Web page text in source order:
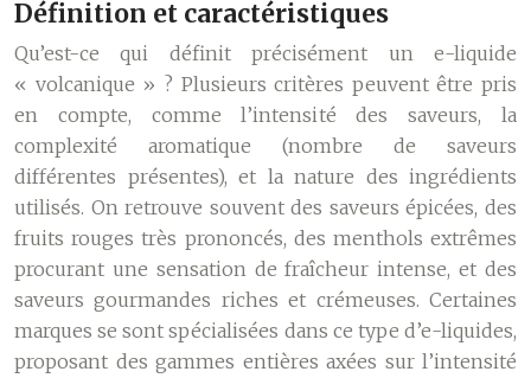
Définition et caractéristiques
Qu’est-ce qui définit précisément un e-liquide
« volcanique » ? Plusieurs critères peuvent être pris
en compte, comme l’intensité des saveurs, la
complexité aromatique (nombre de saveurs
différentes présentes), et la nature des ingrédients
utilisés. On retrouve souvent des saveurs épicées, des
fruits rouges très prononcés, des menthols extrêmes
procurant une sensation de fraîcheur intense, et des
saveurs gourmandes riches et crémeuses. Certaines
marques se sont spécialisées dans ce type d’e-liquides,
proposant des gammes entières axées sur l’intensité